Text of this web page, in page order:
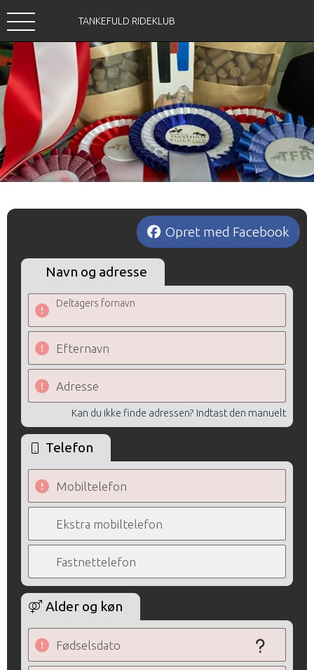
TANKEFULD RIDEKLUB
Opret med Facebook
Navn og adresse
Deltagers fornavn
Efternavn
Adresse
Kan du ikke finde adressen? Indtast den manuelt
Telefon
Mobiltelefon
Ekstra mobiltelefon
Fastnettelefon
Alder og køn
Fødselsdato